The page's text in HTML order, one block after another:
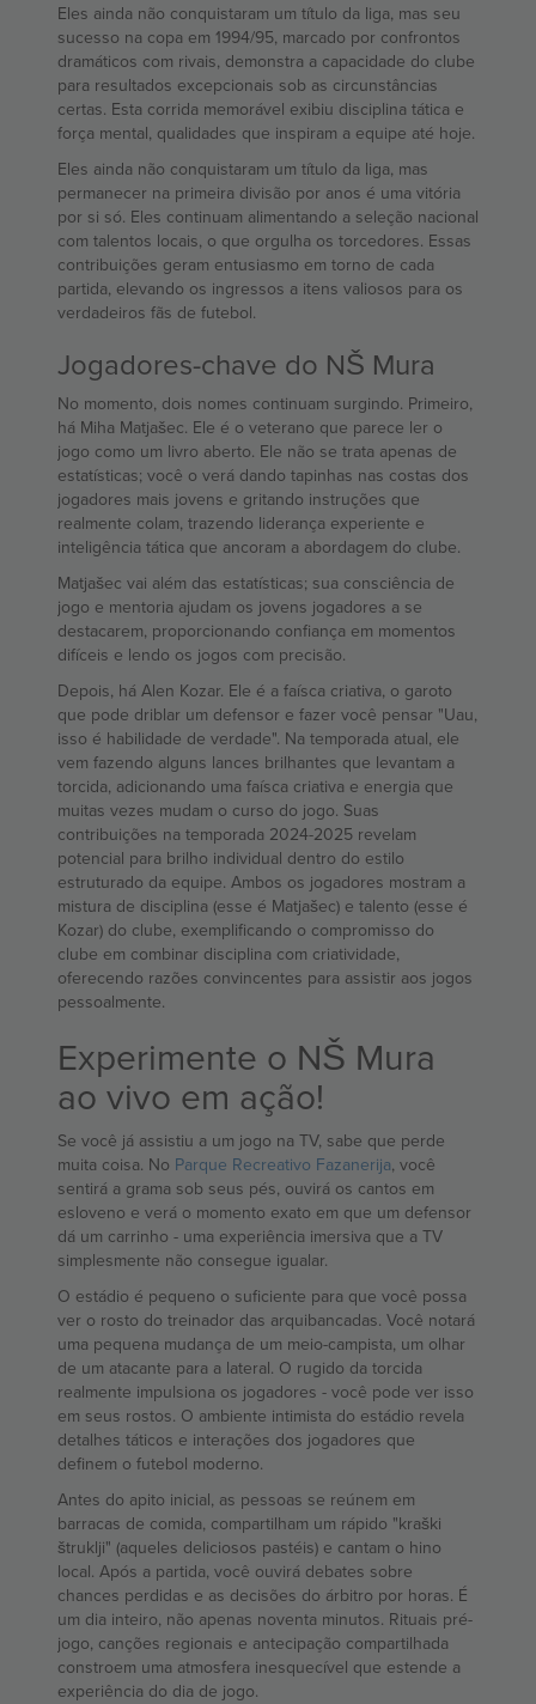
Eles ainda não conquistaram um título da liga, mas seu
sucesso na copa em 1994/95, marcado por confrontos
dramáticos com rivais, demonstra a capacidade do clube
para resultados excepcionais sob as circunstâncias
certas. Esta corrida memorável exibiu disciplina tática e
força mental, qualidades que inspiram a equipe até hoje.
Eles ainda não conquistaram um título da liga, mas
permanecer na primeira divisão por anos é uma vitória
por si só. Eles continuam alimentando a seleção nacional
com talentos locais, o que orgulha os torcedores. Essas
contribuições geram entusiasmo em torno de cada
partida, elevando os ingressos a itens valiosos para os
verdadeiros fãs de futebol.
Jogadores-chave do NŠ Mura
No momento, dois nomes continuam surgindo. Primeiro,
há Miha Matjašec. Ele é o veterano que parece ler o
jogo como um livro aberto. Ele não se trata apenas de
estatísticas; você o verá dando tapinhas nas costas dos
jogadores mais jovens e gritando instruções que
realmente colam, trazendo liderança experiente e
inteligência tática que ancoram a abordagem do clube.
Matjašec vai além das estatísticas; sua consciência de
jogo e mentoria ajudam os jovens jogadores a se
destacarem, proporcionando confiança em momentos
difíceis e lendo os jogos com precisão.
Depois, há Alen Kozar. Ele é a faísca criativa, o garoto
que pode driblar um defensor e fazer você pensar "Uau,
isso é habilidade de verdade". Na temporada atual, ele
vem fazendo alguns lances brilhantes que levantam a
torcida, adicionando uma faísca criativa e energia que
muitas vezes mudam o curso do jogo. Suas
contribuições na temporada 2024-2025 revelam
potencial para brilho individual dentro do estilo
estruturado da equipe. Ambos os jogadores mostram a
mistura de disciplina (esse é Matjašec) e talento (esse é
Kozar) do clube, exemplificando o compromisso do
clube em combinar disciplina com criatividade,
oferecendo razões convincentes para assistir aos jogos
pessoalmente.
Experimente o NŠ Mura
ao vivo em ação!
Se você já assistiu a um jogo na TV, sabe que perde
muita coisa. No Parque Recreativo Fazanerija, você
sentirá a grama sob seus pés, ouvirá os cantos em
esloveno e verá o momento exato em que um defensor
dá um carrinho - uma experiência imersiva que a TV
simplesmente não consegue igualar.
O estádio é pequeno o suficiente para que você possa
ver o rosto do treinador das arquibancadas. Você notará
uma pequena mudança de um meio-campista, um olhar
de um atacante para a lateral. O rugido da torcida
realmente impulsiona os jogadores - você pode ver isso
em seus rostos. O ambiente intimista do estádio revela
detalhes táticos e interações dos jogadores que
definem o futebol moderno.
Antes do apito inicial, as pessoas se reúnem em
barracas de comida, compartilham um rápido "kraški
štruklji" (aqueles deliciosos pastéis) e cantam o hino
local. Após a partida, você ouvirá debates sobre
chances perdidas e as decisões do árbitro por horas. É
um dia inteiro, não apenas noventa minutos. Rituais pré-
jogo, canções regionais e antecipação compartilhada
constroem uma atmosfera inesquecível que estende a
experiência do dia de jogo.